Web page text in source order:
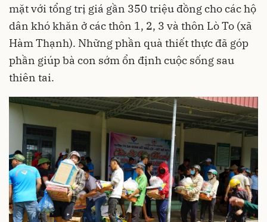
mặt với tổng trị giá gần 350 triệu đồng cho các hộ
dân khó khăn ở các thôn 1, 2, 3 và thôn Lò To (xã
Hàm Thạnh). Những phần quà thiết thực đã góp
phần giúp bà con sớm ổn định cuộc sống sau
thiên tai.